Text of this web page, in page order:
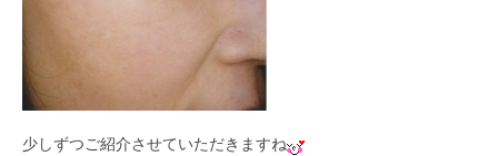
少しずつご紹介させていただきますね